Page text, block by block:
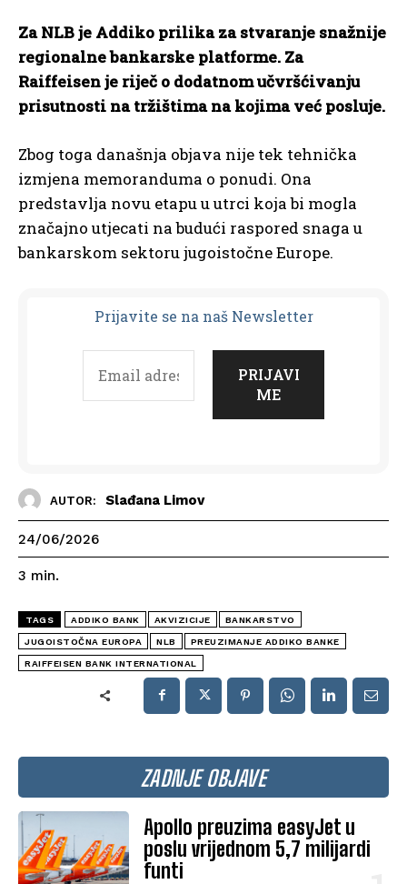
ZADNJE OBJAVE
Apollo preuzima easyJet u
poslu vrijednom 5,7 milijardi
funti
Za NLB je Addiko prilika za stvaranje snažnije
regionalne bankarske platforme. Za
Raiffeisen je riječ o dodatnom učvršćivanju
prisutnosti na tržištima na kojima već posluje.
Zbog toga današnja objava nije tek tehnička
izmjena memoranduma o ponudi. Ona
predstavlja novu etapu u utrci koja bi mogla
značajno utjecati na budući raspored snaga u
bankarskom sektoru jugoistočne Europe.
Prijavite se na naš Newsletter
AUTOR: Slađana Limov
24/06/2026
3 min.
TAGS ADDIKO BANK AKVIZICIJE BANKARSTVO
JUGOISTOČNA EUROPA NLB PREUZIMANJE ADDIKO BANKE
RAIFFEISEN BANK INTERNATIONAL